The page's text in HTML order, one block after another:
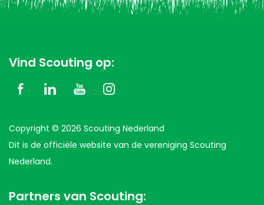
Vind Scouting op:
Copyright © 2026 Scouting Nederland
Dit is de officiële website van de vereniging Scouting
Nederland.
Partners van Scouting: